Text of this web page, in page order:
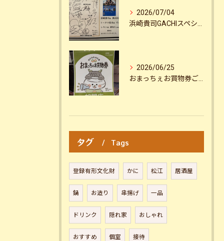
2026/07/04
2026/06/25
タグ Tags
登録有形文化財 かに 松江 居酒屋
鍋 お造り 串揚げ 一品
ドリンク 隠れ家 おしゃれ
おすすめ 個室 接待